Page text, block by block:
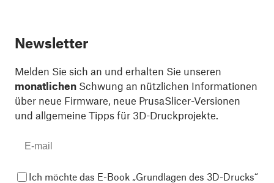
Newsletter
Melden Sie sich an und erhalten Sie unseren
monatlichen Schwung an nützlichen Informationen
über neue Firmware, neue PrusaSlicer-Versionen
und allgemeine Tipps für 3D-Druckprojekte.
Ich möchte das E-Book „Grundlagen des 3D-Drucks“